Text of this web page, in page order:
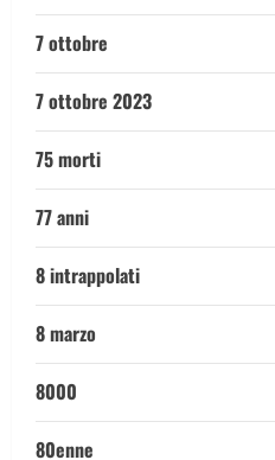
7 ottobre
7 ottobre 2023
75 morti
77 anni
8 intrappolati
8 marzo
8000
80enne